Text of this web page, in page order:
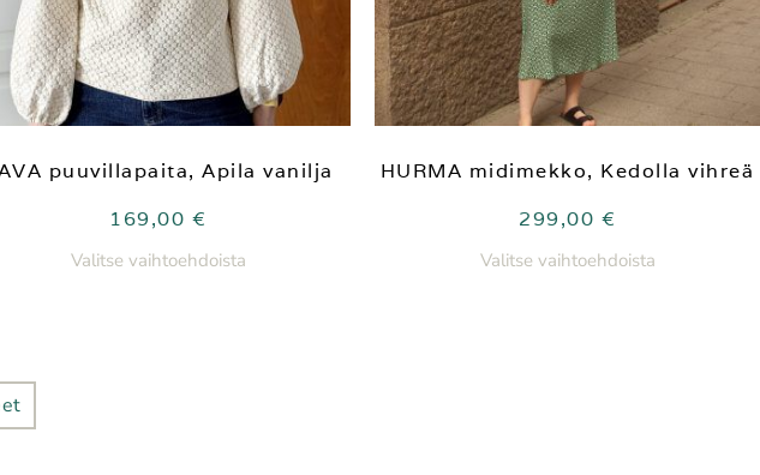
puuvillapaita, Apila vanilja
169,00 €
Valitse vaihtoehdoista
HURMA midimekko, Kedolla vihreä
299,00 €
Valitse vaihtoehdoista